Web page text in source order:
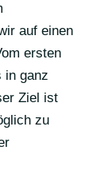
auf einen
ersten
in ganz
Ziel ist
zu